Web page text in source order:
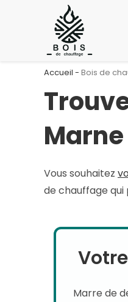
Accueil - Bois de
Vous souhaitez
de chauffage
Marre de